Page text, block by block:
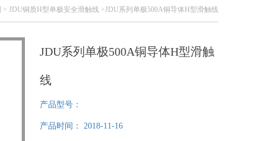
> JDU铜质H型单极安全滑触线 >JDU系列单极500A铜导体H型滑触线
JDU系列单极500A铜导体H型滑触
线
产品型号：
产品时间： 2018-11-16